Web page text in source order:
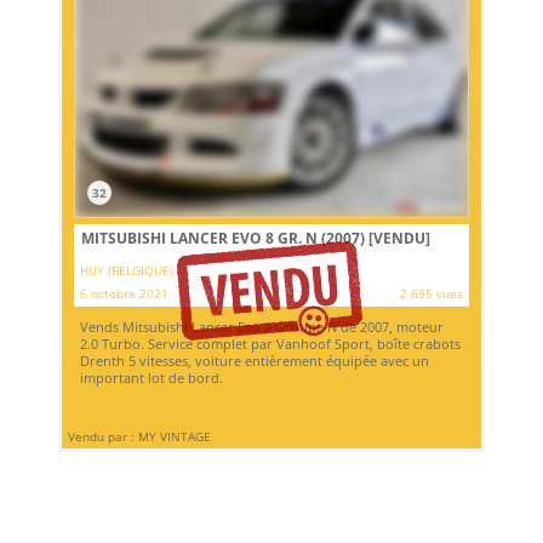
32
MITSUBISHI LANCER EVO 8 GR. N (2007)[VENDU]
HUY (BELGIQUE)
6 octobre 2021
2 695 vues
Vends Mitsubishi Lancer Evo 8 Groupe N de 2007, moteur
2.0 Turbo. Service complet par Vanhoof Sport, boîte crabots
Drenth 5 vitesses, voiture entièrement équipée avec un
important lot de bord.
Vendu par : MY VINTAGE